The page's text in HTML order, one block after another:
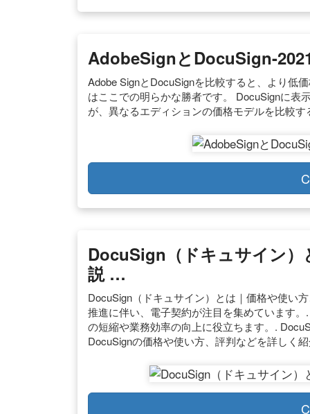
AdobeSignとDocuSign-
Adobe SignとDocuSignを比較すると、より低
はここでの明らかな勝者です。 DocuSignに表
が、異なるエディションの価格モデルを比較
DocuSign（ドキュサイン）
説 …
DocuSign（ドキュサイン）とは｜価格や使い
推進に伴い、電子契約が注目を集めています
の短縮や業務効率の向上に役立ちます。.
DocuSignの価格や使い方、評判などを詳しく